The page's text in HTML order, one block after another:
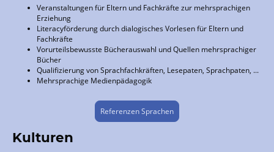
Veranstaltungen für Eltern und Fachkräfte zur mehrsprachigen
Erziehung
Literacyförderung durch dialogisches Vorlesen für Eltern und
Fachkräfte
Vorurteilsbewusste Bücherauswahl und Quellen mehrsprachiger
Bücher
Qualifizierung von Sprachfachkräften, Lesepaten, Sprachpaten, ...
Mehrsprachige Medienpädagogik
Referenzen Sprachen
Kulturen